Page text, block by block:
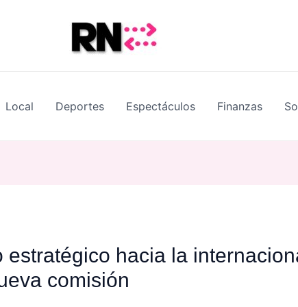
Local Deportes Espectáculos Finanzas
estratégico hacia la
comisión